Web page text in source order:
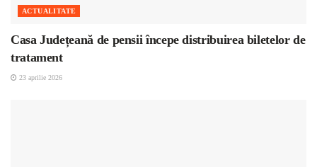
ACTUALITATE
Casa Județeană de pensii începe distribuirea biletelor de
tratament
23 aprilie 2026